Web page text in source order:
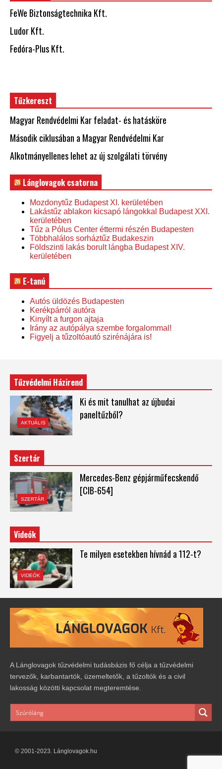
FeWe Biztonságtechnika Kft.
Ludor Kft.
Fedóra-Plus Kft.
Tűzkereszt
Magyar Rendvédelmi Kar feladat- és hatásköre
Második ciklusában a Magyar Rendvédelmi Kar
Alkotmányellenes lehet az új szolgálati törvény
Lánglovagok csatorna
Mozdonytűz Budapest XI. kerületében
Lakástűz ablakon kicsapó lángokkal Budapest XXI.
kerületében
Tűz a Pólus Center éttermi részén Budapesten
Többhalálos sorháztűz Budakeszin
Földszinti lakás borult lángba Budapest XIV.
kerületében
E-tanú
Autós üldözés Budapesten
Kerékpárról autóra
Kinyílt a furgon ajtaja
Irány az autópálya szembe forgalommal!
Figyelj a tűzoltóautó szirénájára is!
Tűzvédelmi Házirend
AKTUÁLIS
Ki és mit tanulhat az újbudai
paneltűzből?
Szertár
SZERTÁR
Mercedes-Benz gépjárműfecskendő
[CIB-654]
Videók
VIDEÓK
Te milyen esetekben hívnád a 112-t?
A Lánglovagok tűzvédelmi tudásbázis fő célja a tűzvédelmi
tervezők, karbantartók, üzemeltetők, a tűzoltók és a civil
lakosság közötti kapcsolat megteremtése.
© 2001-2023. Lánglovagok.hu